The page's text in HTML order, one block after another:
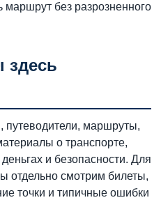
маршрут без разрозненного
здесь
путеводители, маршруты,
о транспорте,
и безопасности. Для
отдельно смотрим билеты,
точки и типичные ошибки